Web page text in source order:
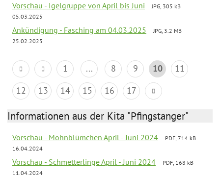
Vorschau - Igelgruppe von April bis Juni
JPG, 305 kB
05.03.2025
Ankündigung - Fasching am 04.03.2025
JPG, 3.2 MB
25.02.2025
1 ... 8 9 10
11
12
13 14 15 16 17
Informationen aus der Kita "Pfingstanger"
Vorschau - Mohnblümchen April - Juni 2024
PDF, 714 kB
16.04.2024
Vorschau - Schmetterlinge April - Juni 2024
PDF, 168 kB
11.04.2024